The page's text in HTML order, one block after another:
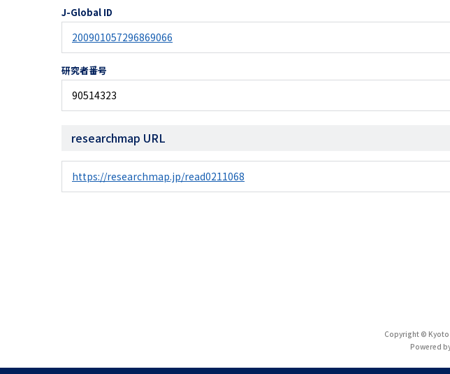
J-Global ID
200901057296869066
研究者番号
90514323
researchmap URL
https://researchmap.jp/read0211068
Copyright © Kyoto
Powered